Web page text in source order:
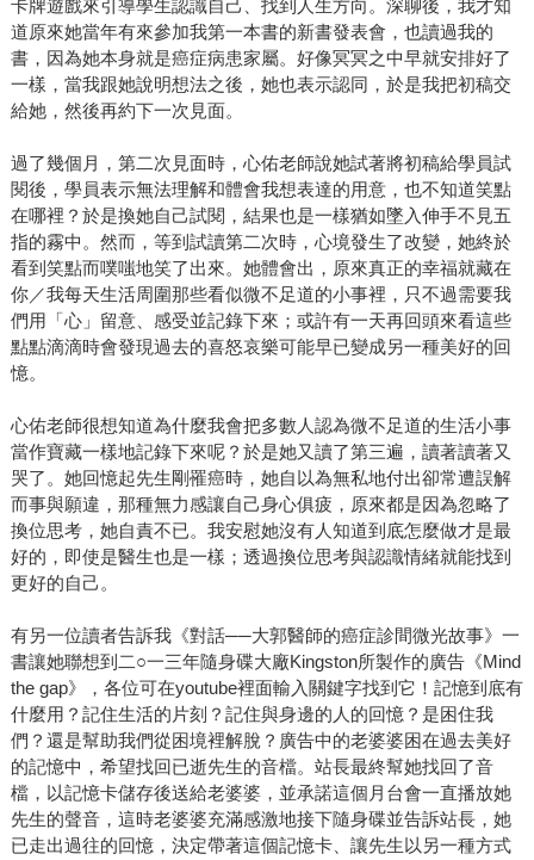
卡牌遊戲來引導學生認識自己、找到人生方向。深聊後，我才知
道原來她當年有來參加我第一本書的新書發表會，也讀過我的
書，因為她本身就是癌症病患家屬。好像冥冥之中早就安排好了
一樣，當我跟她說明想法之後，她也表示認同，於是我把初稿交
給她，然後再約下一次見面。
過了幾個月，第二次見面時，心佑老師說她試著將初稿給學員試
閱後，學員表示無法理解和體會我想表達的用意，也不知道笑點
在哪裡？於是換她自己試閱，結果也是一樣猶如墜入伸手不見五
指的霧中。然而，等到試讀第二次時，心境發生了改變，她終於
看到笑點而噗嗤地笑了出來。她體會出，原來真正的幸福就藏在
你／我每天生活周圍那些看似微不足道的小事裡，只不過需要我
們用「心」留意、感受並記錄下來；或許有一天再回頭來看這些
點點滴滴時會發現過去的喜怒哀樂可能早已變成另一種美好的回
憶。
心佑老師很想知道為什麼我會把多數人認為微不足道的生活小事
當作寶藏一樣地記錄下來呢？於是她又讀了第三遍，讀著讀著又
哭了。她回憶起先生剛罹癌時，她自以為無私地付出卻常遭誤解
而事與願違，那種無力感讓自己身心俱疲，原來都是因為忽略了
換位思考，她自責不已。我安慰她沒有人知道到底怎麼做才是最
好的，即使是醫生也是一樣；透過換位思考與認識情緒就能找到
更好的自己。
有另一位讀者告訴我《對話──大郭醫師的癌症診間微光故事》一
書讓她聯想到二○一三年隨身碟大廠Kingston所製作的廣告《Mind
the gap》，各位可在youtube裡面輸入關鍵字找到它！記憶到底有
什麼用？記住生活的片刻？記住與身邊的人的回憶？是困住我
們？還是幫助我們從困境裡解脫？廣告中的老婆婆困在過去美好
的記憶中，希望找回已逝先生的音檔。站長最終幫她找回了音
檔，以記憶卡儲存後送給老婆婆，並承諾這個月台會一直播放她
先生的聲音，這時老婆婆充滿感激地接下隨身碟並告訴站長，她
已走出過往的回憶，決定帶著這個記憶卡、讓先生以另一種方式